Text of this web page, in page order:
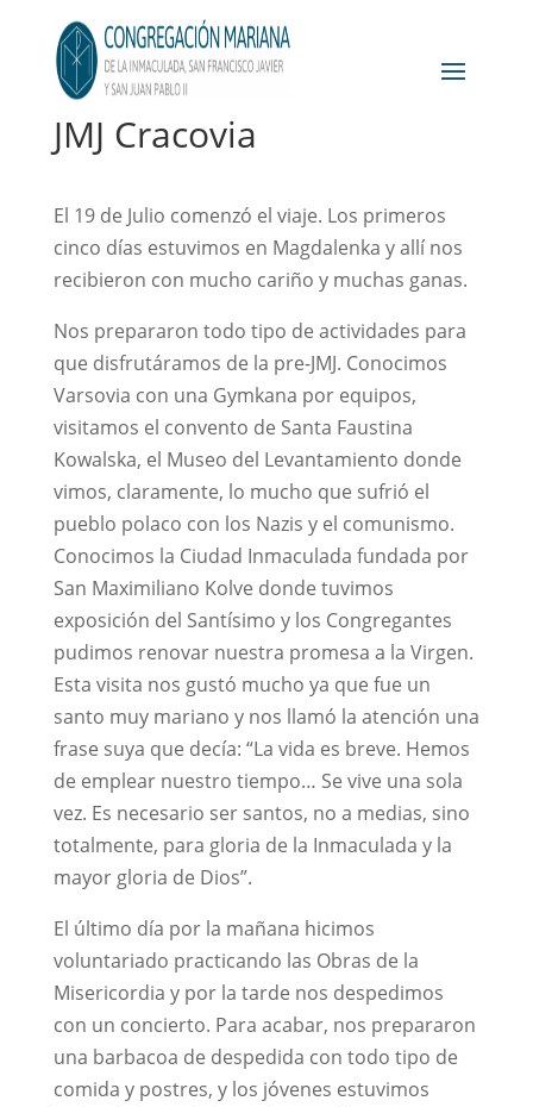
JMJ Cracovia
El 19 de Julio comenzó el viaje. Los primeros
cinco días estuvimos en Magdalenka y allí nos
recibieron con mucho cariño y muchas ganas.
Nos prepararon todo tipo de actividades para
que disfrutáramos de la pre-JMJ. Conocimos
Varsovia con una Gymkana por equipos,
visitamos el convento de Santa Faustina
Kowalska, el Museo del Levantamiento donde
vimos, claramente, lo mucho que sufrió el
pueblo polaco con los Nazis y el comunismo.
Conocimos la Ciudad Inmaculada fundada por
San Maximiliano Kolve donde tuvimos
exposición del Santísimo y los Congregantes
pudimos renovar nuestra promesa a la Virgen.
Esta visita nos gustó mucho ya que fue un
santo muy mariano y nos llamó la atención una
frase suya que decía: “La vida es breve. Hemos
de emplear nuestro tiempo… Se vive una sola
vez. Es necesario ser santos, no a medias, sino
totalmente, para gloria de la Inmaculada y la
mayor gloria de Dios”.
El último día por la mañana hicimos
voluntariado practicando las Obras de la
Misericordia y por la tarde nos despedimos
con un concierto. Para acabar, nos prepararon
una barbacoa de despedida con todo tipo de
comida y postres, y los jóvenes estuvimos